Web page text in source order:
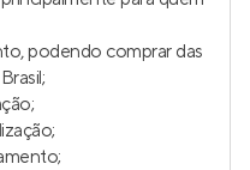
podendo comprar das